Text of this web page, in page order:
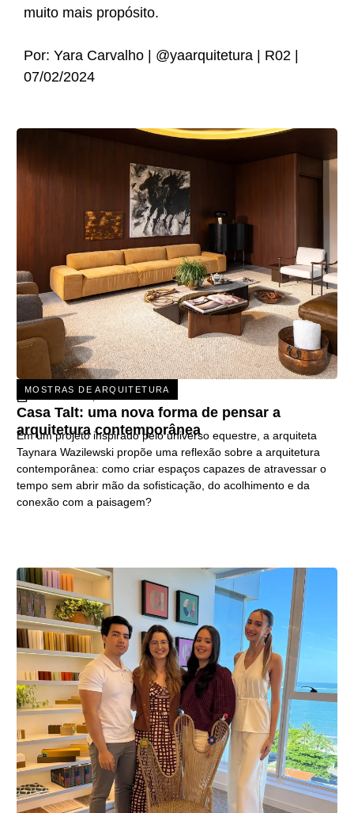
muito mais propósito.
Por: Yara Carvalho | @yaarquitetura | R02 |
07/02/2024
MOSTRAS DE ARQUITETURA
31 DE JULHO, 2026
Casa Talt: uma nova forma de pensar a
arquitetura contemporânea
Em um projeto inspirado pelo universo equestre, a arquiteta
Taynara Wazilewski propõe uma reflexão sobre a arquitetura
contemporânea: como criar espaços capazes de atravessar o
tempo sem abrir mão da sofisticação, do acolhimento e da
conexão com a paisagem?